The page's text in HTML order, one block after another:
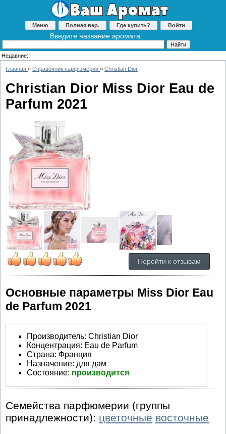
Меню Полная вер. Где купить? Войти
Введите название аромата:
Недавние:
Главная » Справочник парфюмерии » Christian Dior
Christian Dior Miss Dior Eau de
Parfum 2021
Перейти к отзывам
Основные параметры Miss Dior Eau
de Parfum 2021
Производитель: Christian Dior
Концентрация: Eau de Parfum
Страна: Франция
Назначение: для дам
Состояние: производится
Семейства парфюмерии (группы
принадлежности): цветочные восточные